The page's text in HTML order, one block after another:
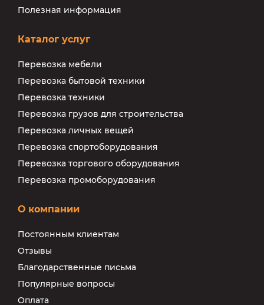
Полезная информация
Каталог услуг
Перевозка мебели
Перевозка бытовой техники
Перевозка техники
Перевозка грузов для строительства
Перевозка личных вещей
Перевозка спортоборудования
Перевозка торгового оборудования
Перевозка промоборудования
О компании
Постоянным клиентам
Отзывы
Благодарственные письма
Популярные вопросы
Оплата